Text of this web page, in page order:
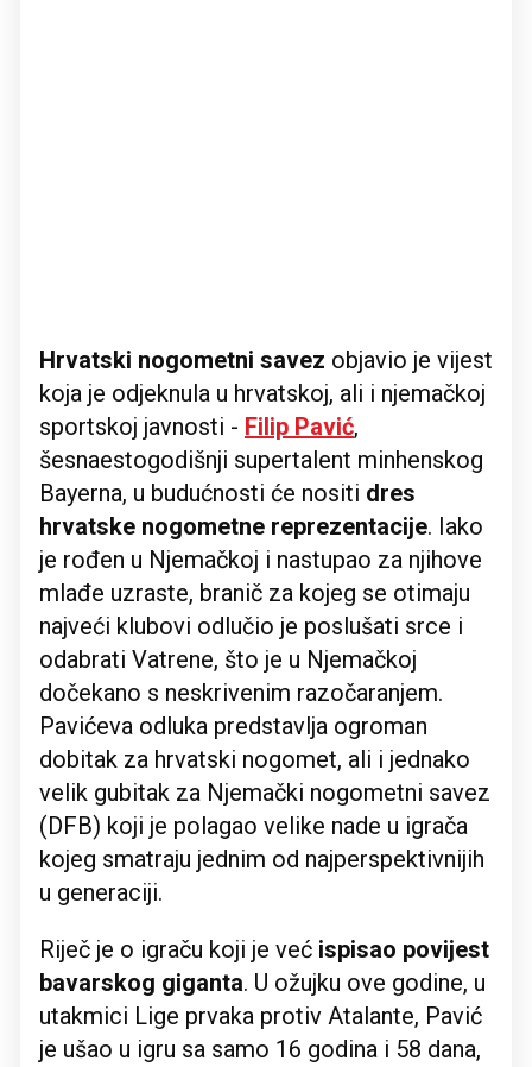
Hrvatski nogometni savez objavio je vijest
koja je odjeknula u hrvatskoj, ali i njemačkoj
sportskoj javnosti - Filip Pavić,
šesnaestogodišnji supertalent minhenskog
Bayerna, u budućnosti će nositi dres
hrvatske nogometne reprezentacije. Iako
je rođen u Njemačkoj i nastupao za njihove
mlađe uzraste, branič za kojeg se otimaju
najveći klubovi odlučio je poslušati srce i
odabrati Vatrene, što je u Njemačkoj
dočekano s neskrivenim razočaranjem.
Pavićeva odluka predstavlja ogroman
dobitak za hrvatski nogomet, ali i jednako
velik gubitak za Njemački nogometni savez
(DFB) koji je polagao velike nade u igrača
kojeg smatraju jednim od najperspektivnijih
u generaciji.
Riječ je o igraču koji je već ispisao povijest
bavarskog giganta. U ožujku ove godine, u
utakmici Lige prvaka protiv Atalante, Pavić
je ušao u igru sa samo 16 godina i 58 dana,